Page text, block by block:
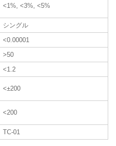
<1%, <3%, <5%
シングル
<0.00001
>50
<1.2
<±200
<200
TC-01